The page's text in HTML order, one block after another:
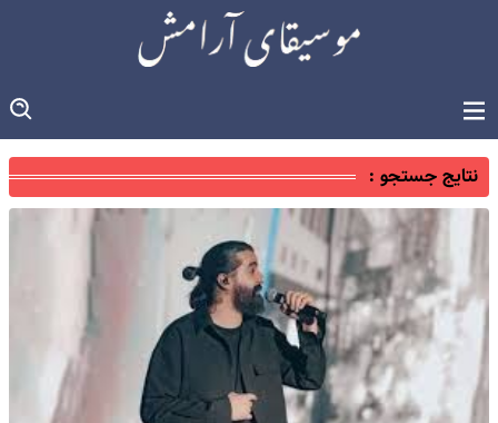
نتایج جستجو :